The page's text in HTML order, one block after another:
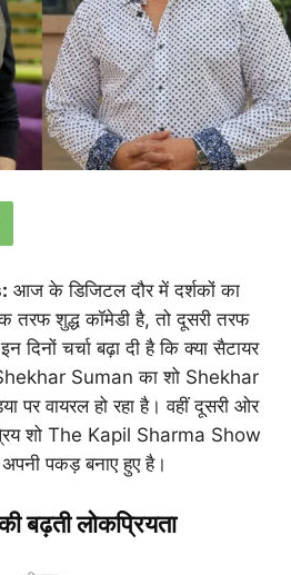
आज के डिजिटल दौर में दर्शकों का
तरफ शुद्ध कॉमेडी है, तो दूसरी तरफ
दिनों चर्चा बढ़ा दी है कि क्या सैटायर
Shekhar Suman का शो Shekhar
पर वायरल हो रहा है। वहीं दूसरी ओर
शो The Kapil Sharma Show
पकड़ बनाए हुए है।
लोकप्रियता